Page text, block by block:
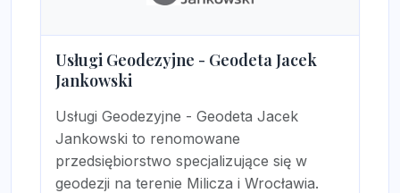
Usługi Geodezyjne - Geodeta Jacek
Jankowski
Usługi Geodezyjne - Geodeta Jacek
Jankowski to renomowane
przedsiębiorstwo specjalizujące się w
geodezji na terenie Milicza i Wrocławia.